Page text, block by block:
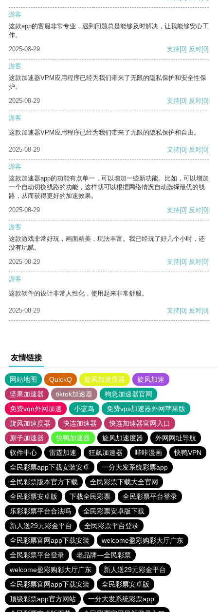
游客
这款app的客服非常专业，遇到问题总是能够及时解决，让我能够安心工
作。
2025-08-29
支持[0] 反对[0]
游客
这款加速器VPM应用程序已经为我们带来了无限的隐私保护和安全性保
护。
2025-08-29
支持[0] 反对[0]
游客
这款加速器VPM应用程序已经为我们带来了无限的隐私保护和自由。
2025-08-29 支持[0] 反对[0]
游客
这款加速器app的功能有点单一，可以增加一些新功能。比如，可以增加
一个自动切换线路的功能，这样就可以根据网络情况自动选择最优的线
路，从而获得更好的加速效果。
2025-08-29
支持[0] 反对[0]
游客
这款游戏非常好玩，画面精美，玩法丰富。我已经玩了好几个小时，还
没有玩腻。
2025-08-29
支持[0] 反对[0]
游客
这款软件的设计非常人性化，使用起来非常舒服。
2025-08-29 支持[0] 反对[0]
友情链接
网站地图 QuickQ 旋风加速度器
旋风加速
坚果加速器
tiktok加速器
狗急加速器官网
免费vqn外网加速
小蓝鸟
免费vps加速器外网苹果版
旋风加速度器
快连加速器
快连加速器官网入口
原子加速器
快鸭加速器 旋风加速度器
外网网址导航
软件中心
雷霆加速 狂飙加速器 哔咔漫画
快鸭VPN
全民彩票app下载安装安卓
一分大发系统彩票app
全民彩票版本官方下载
全民彩票下载大全官网
全民彩票安卓版
下载全民彩票
全民彩票平台登录
乐彩彩票平台合法吗
全民彩票安卓版下载
新人送29元彩金平台
全民彩票平台登录
全民彩票官网app下载安装
welcome盈彩购彩大厅广东
全民彩票平台登录
老品牌—全民彩票
welcome盈彩购彩大厅广东
新人送29元彩金平台
全民彩票官网app下载安装
全民彩票安卓版
顶级彩票app官方网站
一分大发系统彩票app